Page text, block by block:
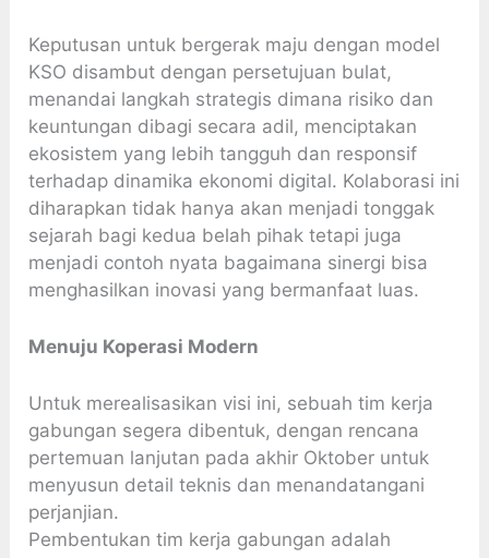
Keputusan untuk bergerak maju dengan model
KSO disambut dengan persetujuan bulat,
menandai langkah strategis dimana risiko dan
keuntungan dibagi secara adil, menciptakan
ekosistem yang lebih tangguh dan responsif
terhadap dinamika ekonomi digital. Kolaborasi ini
diharapkan tidak hanya akan menjadi tonggak
sejarah bagi kedua belah pihak tetapi juga
menjadi contoh nyata bagaimana sinergi bisa
menghasilkan inovasi yang bermanfaat luas.
Menuju Koperasi Modern
Untuk merealisasikan visi ini, sebuah tim kerja
gabungan segera dibentuk, dengan rencana
pertemuan lanjutan pada akhir Oktober untuk
menyusun detail teknis dan menandatangani
perjanjian.
Pembentukan tim kerja gabungan adalah